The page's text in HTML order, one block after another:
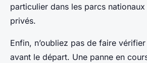
particulier dans les parcs
privés.
Enfin, n’oubliez pas de faire
avant le départ. Une panne en